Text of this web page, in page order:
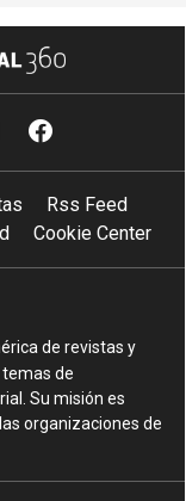
Rss Feed
Cookie Center
de revistas y
de
Su misión es
organizaciones de